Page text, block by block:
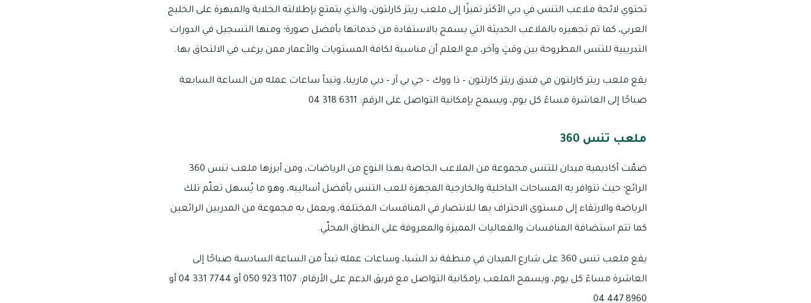
تحتوي لائحة ملاعب التنس في دبي الأكثر تميزًا إلى ملعب ريتز كارلتون، والذي يتمتع بإطلالته الخلابة والمبهرة على الخليج
العربي، كما تم تجهيزه بالملاعب الحديثة التي يسمح بالاستفادة من خدماتها بأفضل صورة؛ ومنها التسجيل في الدورات
التدريبية للتنس المطروحة بين وقتٍ وآخر، مع العلم أن مناسبة لكافة المستويات والأعمار ممن يرغب في الالتحاق بها.
يقع ملعب ريتز كارلتون في فندق ريتز كارلتون – ذا ووك – جي بي آر – دبي مارينا، وتبدأ ساعات عمله من الساعة السابعة
صباحًا إلى العاشرة مساءً كل يوم، ويسمح بإمكانية التواصل على الرقم: 6311 318 04
ملعب تنس 360
ضمّت أكاديمية ميدان للتنس مجموعة من الملاعب الخاصة بهذا النوع من الرياضات، ومن أبرزها ملعب تنس 360
الرائع؛ حيث تتوافر به المساحات الداخلية والخارجية المجهزة للعب التنس بأفضل أساليبه، وهو ما يُسهل تعلّم تلك
الرياضة والارتقاء إلى مستوى الاحتراف بها للانتصار في المنافسات المختلفة، ويعمل به مجموعة من المدربين الرائعين
كما تتم استضافة المنافسات والفعاليات المميزة والمعروفة على النطاق المحلّي.
يقع ملعب تنس 360 على شارع الميدان في منطقة ند الشبا، وساعات عمله تبدأ من الساعة السادسة صباحًا إلى
العاشرة مساءً كل يوم، ويسمح الملعب بإمكانية التواصل مع فريق الدعم على الأرقام: 1107 923 050 أو 7744 331 04 أو
8960 447 04